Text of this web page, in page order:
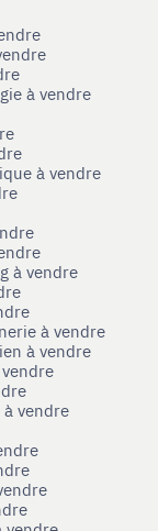
à vendre
à vendre
à vendre
à vendre
à vendre
vendre